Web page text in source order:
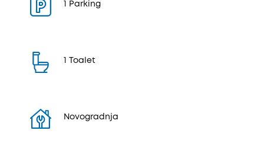
1 Parking
1 Toalet
Novogradnja